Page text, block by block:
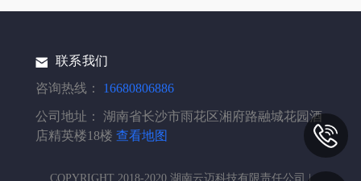
联系我们
咨询热线：
16680806886
公司地址：
湖南省长沙市雨花区湘府路融城花园酒
店精英楼18楼 查看地图
COPYRIGHT 2018-2020 湖南云迈科技有限责任公司 |